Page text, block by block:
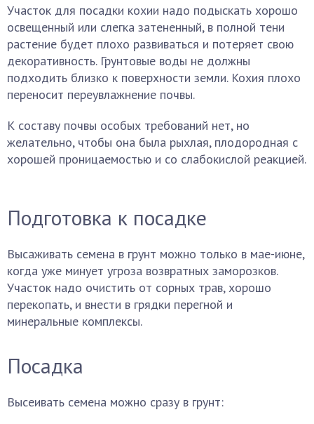
Участок для посадки кохии надо подыскать хорошо
освещенный или слегка затененный, в полной тени
растение будет плохо развиваться и потеряет свою
декоративность. Грунтовые воды не должны
подходить близко к поверхности земли. Кохия плохо
переносит переувлажнение почвы.
К составу почвы особых требований нет, но
желательно, чтобы она была рыхлая, плодородная с
хорошей проницаемостью и со слабокислой реакцией.
Подготовка к посадке
Высаживать семена в грунт можно только в мае-июне,
когда уже минует угроза возвратных заморозков.
Участок надо очистить от сорных трав, хорошо
перекопать, и внести в грядки перегной и
минеральные комплексы.
Посадка
Высеивать семена можно сразу в грунт: